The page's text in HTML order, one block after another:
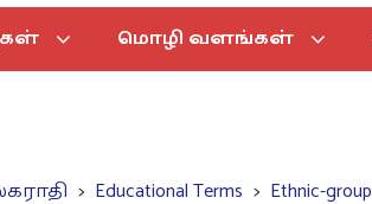
மொழி வளங்கள்
Educational Terms Ethnic-group